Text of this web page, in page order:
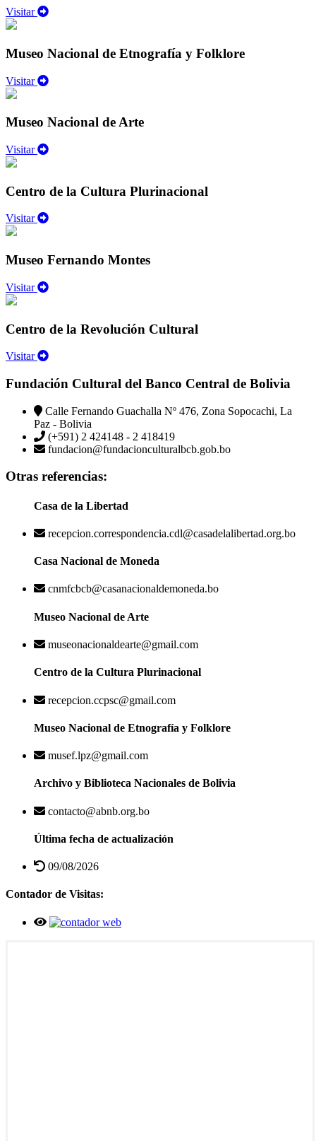
Visitar
Museo Nacional de Etnografía y Folklore
Visitar
Museo Nacional de Arte
Visitar
Centro de la Cultura Plurinacional
Visitar
Museo Fernando Montes
Visitar
Centro de la Revolución Cultural
Visitar
Fundación Cultural del Banco Central de Bolivia
Calle Fernando Guachalla Nº 476, Zona Sopocachi, La
Paz - Bolivia
(+591) 2 424148 - 2 418419
fundacion@fundacionculturalbcb.gob.bo
Otras referencias:
Casa de la Libertad
recepcion.correspondencia.cdl@casadelalibertad.org.bo
Casa Nacional de Moneda
cnmfcbcb@casanacionaldemoneda.bo
Museo Nacional de Arte
museonacionaldearte@gmail.com
Centro de la Cultura Plurinacional
recepcion.ccpsc@gmail.com
Museo Nacional de Etnografía y Folklore
musef.lpz@gmail.com
Archivo y Biblioteca Nacionales de Bolivia
contacto@abnb.org.bo
Última fecha de actualización
09/08/2026
Contador de Visitas: